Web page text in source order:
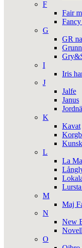
F
Fair
G
GR
I
Iris
J
Jalfe
Janus
K
Kavat
L
La
M
Maj
N
New
O